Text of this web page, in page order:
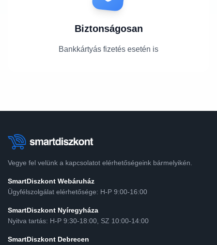
Biztonságosan
Bankkártyás fizetés esetén is
Vegye fel velünk a kapcsolatot elérhetőségeink bármelyikén.
SmartDiszkont Webáruház
Ügyfélszolgálat elérhetősége: H-P 9:00-16:00
SmartDiszkont Nyíregyháza
Nyitva tartás: H-P 9:30-18:00, SZ 10:00-14:00
SmartDiszkont Debrecen